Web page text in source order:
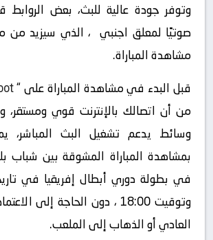
وتوفر جودة عالية للبث، بعض الروابط
صوتيًا لمعلق اجنبي ، الذي سيزيد من
مشاهدة المباراة.
قبل البدء في مشاهدة المباراة على “yallashoot
من أن اتصالك بالإنترنت قوي
وسائط يدعم تشغيل البث المباشر،
بمشاهدة المباراة المشوقة بين شباب
وتوقيت 18:00 ، دون الحاجة إلى
العادي أو الذهاب إلى الملعب.